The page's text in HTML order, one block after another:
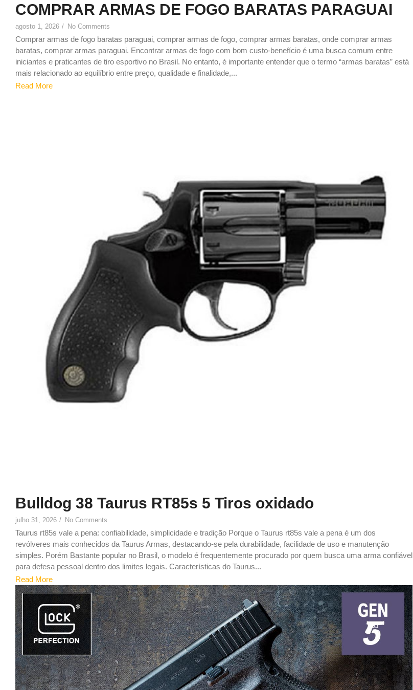
COMPRAR ARMAS DE FOGO BARATAS PARAGUAI
agosto 1, 2026 / No Comments
Comprar armas de fogo baratas paraguai, comprar armas de fogo, comprar armas baratas, onde comprar armas
baratas, comprar armas paraguai. Encontrar armas de fogo com bom custo-benefício é uma busca comum entre
iniciantes e praticantes de tiro esportivo no Brasil. No entanto, é importante entender que o termo “armas baratas” está
mais relacionado ao equilíbrio entre preço, qualidade e finalidade,...
Read More
Bulldog 38 Taurus RT85s 5 Tiros oxidado
julho 31, 2026 / No Comments
Taurus rt85s vale a pena: confiabilidade, simplicidade e tradição Porque o Taurus rt85s vale a pena é um dos
revólveres mais conhecidos da Taurus Armas, destacando-se pela durabilidade, facilidade de uso e manutenção
simples. Porém Bastante popular no Brasil, o modelo é frequentemente procurado por quem busca uma arma confiável
para defesa pessoal dentro dos limites legais. Características do Taurus...
Read More
9